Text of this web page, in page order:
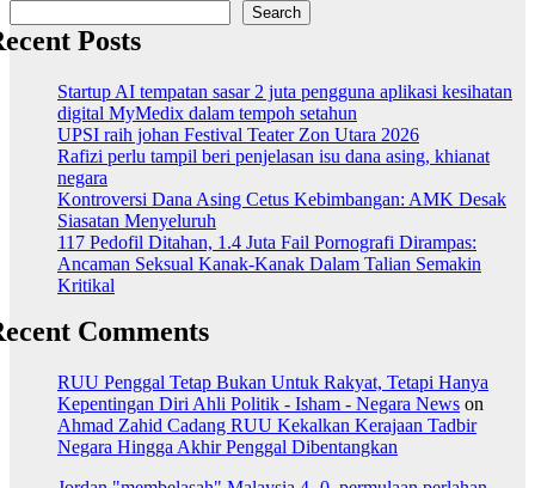
Search
Posts
Startup AI tempatan sasar 2 juta pengguna aplikasi kesihatan
digital MyMedix dalam tempoh setahun
UPSI raih johan Festival Teater Zon Utara 2026
Rafizi perlu tampil beri penjelasan isu dana asing, khianat
negara
Kontroversi Dana Asing Cetus Kebimbangan: AMK Desak
Siasatan Menyeluruh
117 Pedofil Ditahan, 1.4 Juta Fail Pornografi Dirampas:
Ancaman Seksual Kanak-Kanak Dalam Talian Semakin
Kritikal
Comments
RUU Penggal Tetap Bukan Untuk Rakyat, Tetapi Hanya
Kepentingan Diri Ahli Politik - Isham - Negara News on
Ahmad Zahid Cadang RUU Kekalkan Kerajaan Tadbir
Negara Hingga Akhir Penggal Dibentangkan